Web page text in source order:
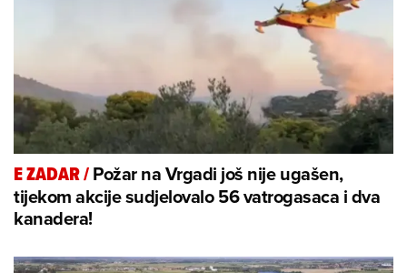
E ZADAR/Požar na Vrgadi još nije ugašen,
tijekom akcije sudjelovalo 56 vatrogasaca i dva
kanadera!